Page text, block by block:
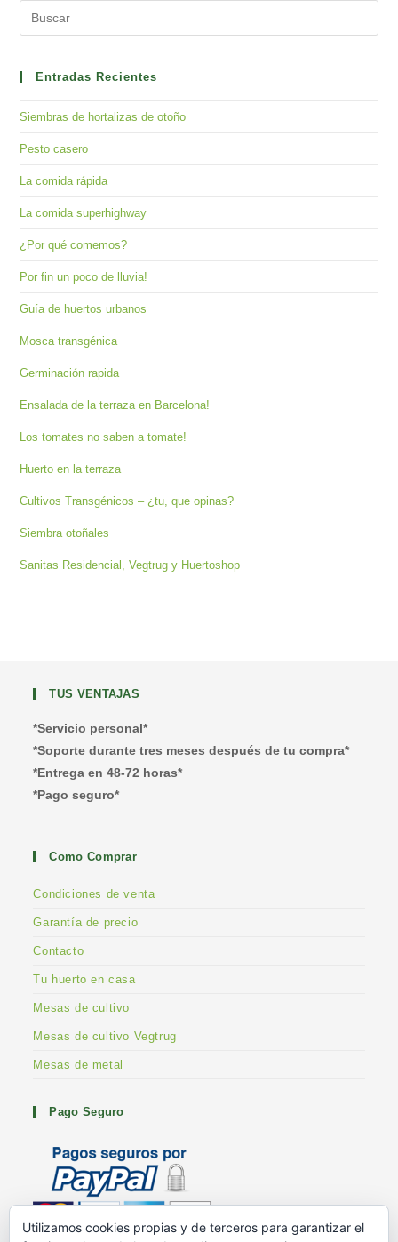
Entradas Recientes
Siembras de hortalizas de otoño
Pesto casero
La comida rápida
La comida superhighway
¿Por qué comemos?
Por fin un poco de lluvia!
Guía de huertos urbanos
Mosca transgénica
Germinación rapida
Ensalada de la terraza en Barcelona!
Los tomates no saben a tomate!
Huerto en la terraza
Cultivos Transgénicos – ¿tu, que opinas?
Siembra otoñales
Sanitas Residencial, Vegtrug y Huertoshop
TUS VENTAJAS
*Servicio personal*
*Soporte durante tres meses después de tu compra*
*Entrega en 48-72 horas*
*Pago seguro*
Como Comprar
Condiciones de venta
Garantía de precio
Contacto
Tu huerto en casa
Mesas de cultivo
Mesas de cultivo Vegtrug
Mesas de metal
Pago Seguro
Utilizamos cookies propias y de terceros para garantizar el